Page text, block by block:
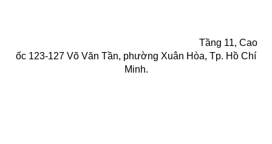
Tầng 11, Cao
ốc 123-127 Võ Văn Tần, phường Xuân Hòa, Tp. Hồ Chí
Minh.